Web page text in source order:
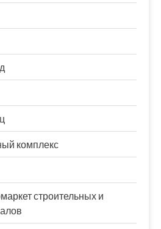
комплекс
строительных и